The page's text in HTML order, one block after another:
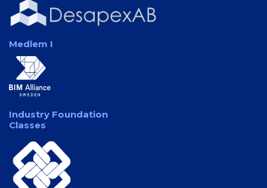
Medlem I
Industry Foundation
Classes